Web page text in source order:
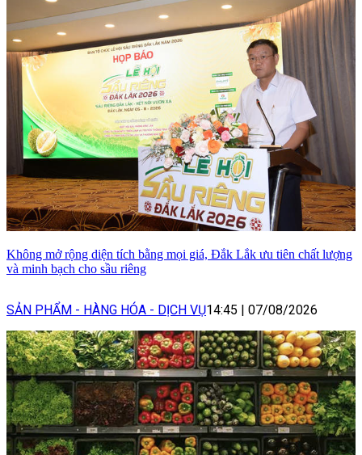
Không mở rộng diện tích bằng mọi giá, Đắk Lắk ưu tiên chất lượng
và minh bạch cho sầu riêng
SẢN PHẨM - HÀNG HÓA - DỊCH VỤ14:45 | 07/08/2026